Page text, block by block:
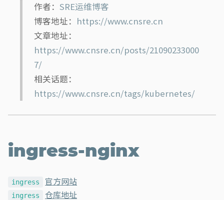
作者： SRE运维博客
博客地址： https://www.cnsre.cn
文章地址：
https://www.cnsre.cn/posts/21090233000
7/
相关话题：
https://www.cnsre.cn/tags/kubernetes/
ingress-nginx
ingress 官方网站
ingress 仓库地址